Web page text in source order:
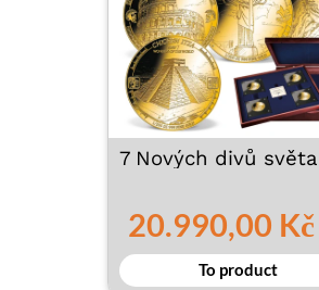
7 Nových divů světa
20.990,00 Kč
To product